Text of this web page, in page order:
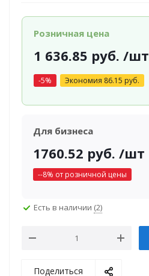
Розничная цена
1 636.85 руб. /шт
-5% Экономия 86.15 руб.
Для бизнеса
1760.52 руб. /шт
--8% от розничной цены
Есть в наличии (2)
Поделиться